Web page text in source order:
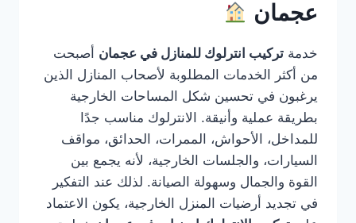
عجمان
خدمة تركيب انترلوك للمنازل في عجمان أصبحت
من أكثر الخدمات المطلوبة لأصحاب المنازل الذين
يرغبون في تحسين شكل المساحات الخارجية
بطريقة عملية وأنيقة. الانترلوك مناسب جدًا
للمداخل، الأحواش، الممرات، الحدائق، مواقف
السيارات، والجلسات الخارجية، لأنه يجمع بين
القوة والجمال وسهولة الصيانة. لذلك عند التفكير
في تجديد أرضيات المنزل الخارجية، يكون الاعتماد